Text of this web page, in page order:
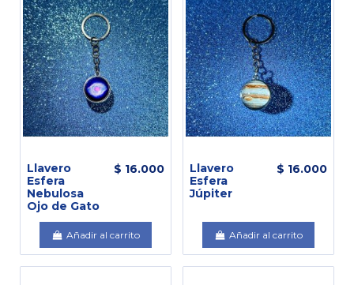
Llavero
Esfera
Nebulosa
Ojo de Gato
$ 16.000
Añadir al carrito
Llavero
Esfera
Júpiter
$ 16.000
Añadir al carrito